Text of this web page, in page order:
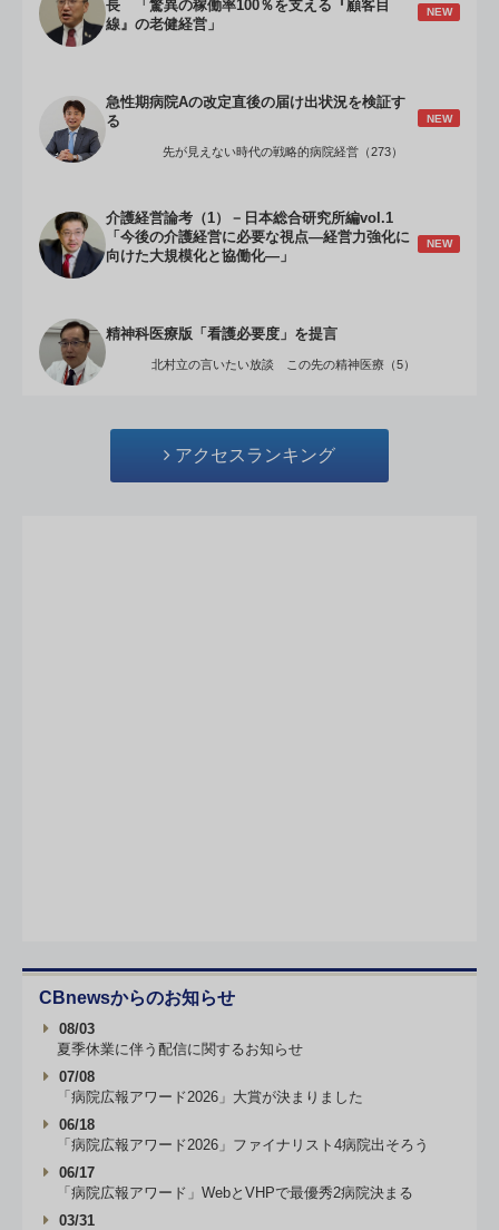
長 「驚異の稼働率100％を支える『顧客目
線』の老健経営」
NEW
急性期病院Aの改定直後の届け出状況を検証す
る
NEW
先が見えない時代の戦略的病院経営（273）
介護経営論考（1）－日本総合研究所編vol.1
「今後の介護経営に必要な視点―経営力強化に
向けた大規模化と協働化―」
NEW
精神科医療版「看護必要度」を提言
北村立の言いたい放談 この先の精神医療（5）
アクセスランキング
CBnewsからのお知らせ
08/03
夏季休業に伴う配信に関するお知らせ
07/08
「病院広報アワード2026」大賞が決まりました
06/18
「病院広報アワード2026」ファイナリスト4病院出そろう
06/17
「病院広報アワード」WebとVHPで最優秀2病院決まる
03/31